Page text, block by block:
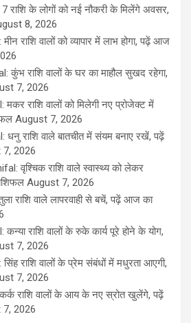
राशि के लोगों को नई नौकरी के मिलेंगे अवसर,
8, 2026
राशि वालों को व्यापार में लाभ होगा, पढ़ें आज
कुंभ राशि वालों के घर का माहौल सुखद रहेगा,
7, 2026
राशि वालों को मिलेगी नए प्रोजेक्ट में
August 7, 2026
राशि वाले बातचीत में संयम बनाए रखें, पढ़ें
2026
वृश्चिक राशि वाले स्वास्थ्य को लेकर
August 7, 2026
राशि वाले लापरवाही से बचें, पढ़ें आज का
राशि वालों के रुके कार्य पूरे होने के योग,
7, 2026
राशि वालों के प्रेम संबंधों में मधुरता आएगी,
7, 2026
राशि वालों के आय के नए स्रोत खुलेंगे, पढ़ें
2026